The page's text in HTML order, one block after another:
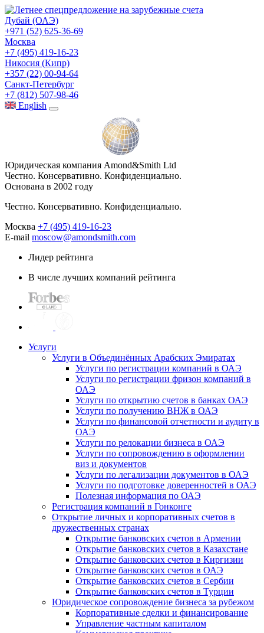
Дубай (ОАЭ)
+971 (52) 625-36-69
Москва
+7 (495) 419-16-23
Никосия (Кипр)
+357 (22) 00-94-64
Санкт-Петербург
+7 (812) 507-98-46
English
Юридическая компания Amond&Smith Ltd
Честно. Консервативно. Конфиденциально.
Основана в 2002 году
Честно. Консервативно. Конфиденциально.
Москва +7 (495) 419-16-23
E-mail moscow@amondsmith.com
Лидер рейтинга
В числе лучших компаний рейтинга
Услуги
Услуги в Объединённых Арабских Эмиратах
Услуги по регистрации компаний в ОАЭ
Услуги по регистрации фризон компаний в
ОАЭ
Услуги по открытию счетов в банках ОАЭ
Услуги по получению ВНЖ в ОАЭ
Услуги по финансовой отчетности и аудиту в
ОАЭ
Услуги по релокации бизнеса в ОАЭ
Услуги по сопровождению в оформлении
виз и документов
Услуги по легализации документов в ОАЭ
Услуги по подготовке доверенностей в ОАЭ
Полезная информация по ОАЭ
Регистрация компаний в Гонконге
Открытие личных и корпоративных счетов в
дружественных странах
Открытие банковских счетов в Армении
Открытие банковских счетов в Казахстане
Открытие банковских счетов в Киргизии
Открытие банковских счетов в ОАЭ
Открытие банковских счетов в Сербии
Открытие банковских счетов в Турции
Юридическое сопровождение бизнеса за рубежом
Корпоративные сделки и финансирование
Управление частным капиталом